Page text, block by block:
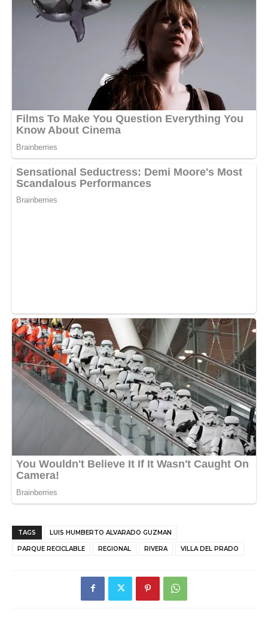
TAGS LUIS HUMBERTO ALVARADO GUZMAN
PARQUE RECICLABLE REGIONAL RIVERA VILLA DEL PRADO